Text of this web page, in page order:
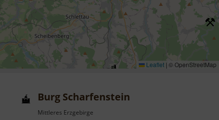
Leaflet | © OpenStreetMap
Burg Scharfenstein
Mittleres Erzgebirge